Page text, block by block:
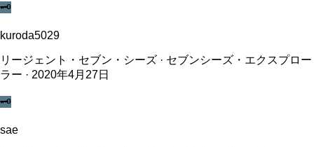
🗝️
kuroda5029
リージェント・セブン・シーズ · セブンシーズ・エクスプロー
ラー · 2020年4月27日
🗝️
sae